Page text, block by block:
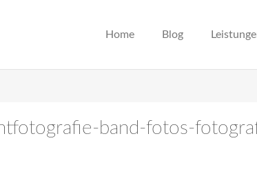
Home Blog
band-fotos-